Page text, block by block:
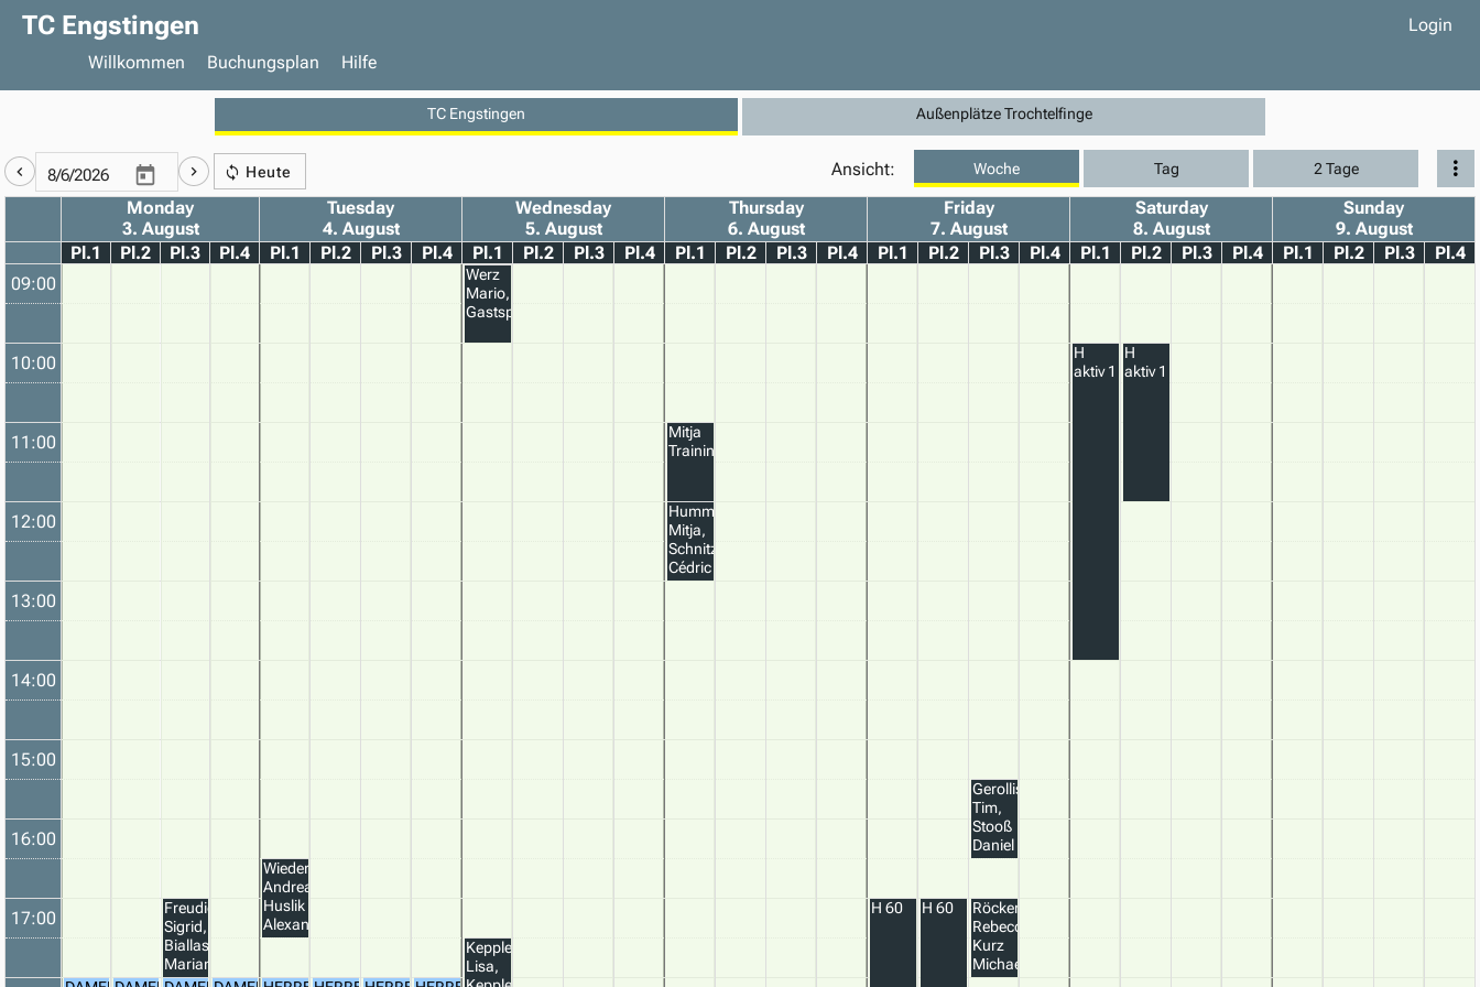
TC Engstingen
Login
Willkommen
Buchungsplan Hilfe
TC Engstingen Außenplätze Trochtelfinge
Heute Ansicht: Woche Tag 2 Tage
Monday
3. August
Tuesday
4. August
Wednesday
5. August
Thursday
6. August
Friday
7. August
Saturday
8. August
Sunday
9. August
Pl.1
Pl.2 Pl.3 Pl.4 Pl.1 Pl.2 Pl.3 Pl.4 Pl.1 Pl.2 Pl.3 Pl.4 Pl.1 Pl.2 Pl.3 Pl.4 Pl.1 Pl.2 Pl.3 Pl.4 Pl.1 Pl.2 Pl.3 Pl.4 Pl.1 Pl.2 Pl.3
Pl.4
09:00
10:00
11:00
12:00
13:00
14:00
15:00
16:00
17:00
Freudigmann
Sigrid,
Biallas
Marianne
Wiedermann
Andreas,
Huslik
Alexander
Werz
Mario,
Gastspieler1
Keppler
Lisa,
Mitja
Training
Hummel
Mitja,
Schnitzer
Cédric
H 60 H 60
Gerollis
Tim,
Stooß
Daniel
Röcker
Rebecca,
Kurz
Michael
H
aktiv 1
H
aktiv 1